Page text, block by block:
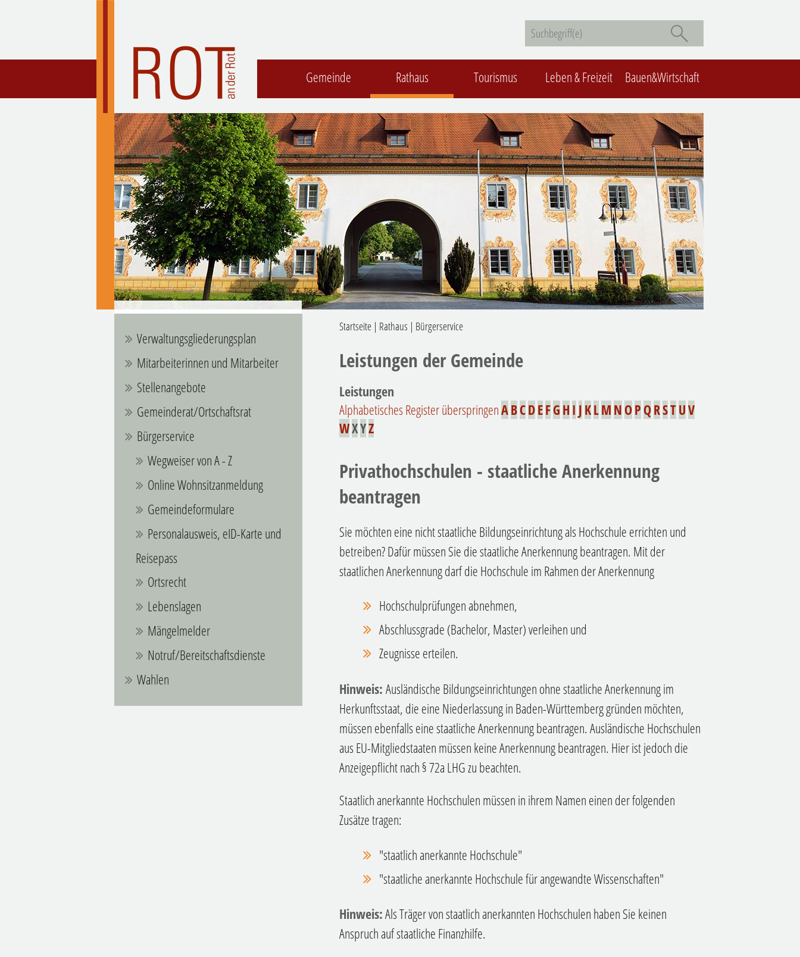
Gemeinde Rathaus Tourismus Leben & Freizeit Bauen&Wirtschaft
Verwaltungsgliederungsplan
Mitarbeiterinnen und Mitarbeiter
Stellenangebote
Gemeinderat/Ortschaftsrat
Bürgerservice
Wegweiser von A - Z
Online Wohnsitzanmeldung
Gemeindeformulare
Personalausweis, eID-Karte und
Reisepass
Ortsrecht
Lebenslagen
Mängelmelder
Notruf/Bereitschaftsdienste
Wahlen
Startseite | Rathaus | Bürgerservice
Leistungen der Gemeinde
Leistungen
Alphabetisches Register überspringenABCDEFGH I JKLMNOPQRSTUV
WXYZ
Privathochschulen - staatliche Anerkennung
beantragen
Sie möchten eine nicht staatliche Bildungseinrichtung als Hochschule errichten und
betreiben? Dafür müssen Sie die staatliche Anerkennung beantragen. Mit der
staatlichen Anerkennung darf die Hochschule im Rahmen der Anerkennung
Hochschulprüfungen abnehmen,
Abschlussgrade (Bachelor, Master) verleihen und
Zeugnisse erteilen.
Hinweis:Ausländische Bildungseinrichtungen ohne staatliche Anerkennung im
Herkunftsstaat, die eine Niederlassung in Baden-Württemberg gründen möchten,
müssen ebenfalls eine staatliche Anerkennung beantragen. Ausländische Hochschulen
aus EU-Mitgliedstaaten müssen keine Anerkennung beantragen. Hier ist jedoch die
Anzeigepflicht nach § 72a LHG zu beachten.
Staatlich anerkannte Hochschulen müssen in ihrem Namen einen der folgenden
Zusätze tragen:
"staatlich anerkannte Hochschule"
"staatliche anerkannte Hochschule für angewandte Wissenschaften"
Hinweis:Als Träger von staatlich anerkannten Hochschulen haben Sie keinen
Anspruch auf staatliche Finanzhilfe.